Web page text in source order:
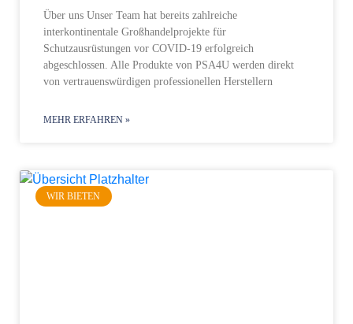
Über uns Unser Team hat bereits zahlreiche
interkontinentale Großhandelprojekte für
Schutzausrüstungen vor COVID-19 erfolgreich
abgeschlossen. Alle Produkte von PSA4U werden direkt
von vertrauenswürdigen professionellen Herstellern
MEHR ERFAHREN »
WIR BIETEN